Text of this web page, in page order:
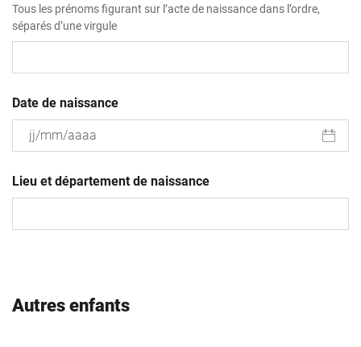
Tous les prénoms figurant sur l’acte de naissance dans l’ordre,
séparés d’une virgule
Date de naissance
slash
MM
Lieu et département de naissance
Autres enfants